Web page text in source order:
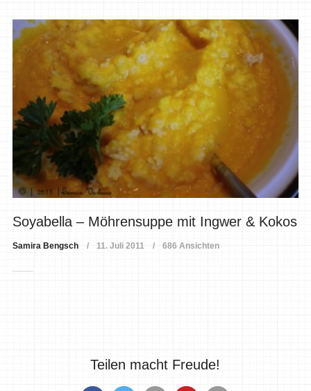
Soyabella – Möhrensuppe mit Ingwer & Kokos
Samira Bengsch 11. Juli 2011 686 Ansichten
Teilen macht Freude!